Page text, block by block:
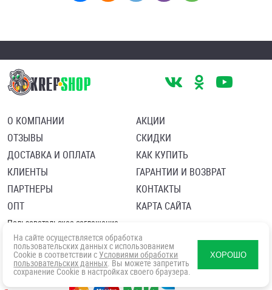
О КОМПАНИИ
ОТЗЫВЫ
ДОСТАВКА И ОПЛАТА
КЛИЕНТЫ
ПАРТНЕРЫ
ОПТ
АКЦИИ
СКИДКИ
КАК КУПИТЬ
ГАРАНТИИ И ВОЗВРАТ
КОНТАКТЫ
КАРТА САЙТА
Пользовательское соглашение
Политика в отношении обработки персональных данных
Согласие посетителя сайта на обработку персональных данны
На сайте осуществляется обработка
пользовательских данных с использованием
Cookie в соответствии с Условиями обработки
пользовательских данных. Вы можете запретить
сохранение Cookie в настройках своего браузера.
ХОРОШО